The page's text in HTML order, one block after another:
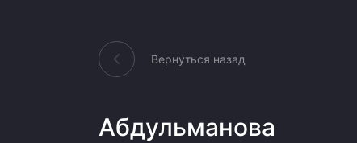
ХК Сочи
Вернуться назад
Абдульманова